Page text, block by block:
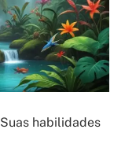
Suas habilidades